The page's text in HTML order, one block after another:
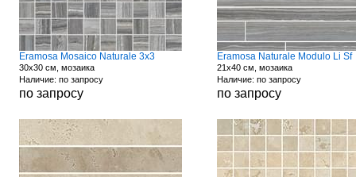
Eramosa Mosaico Naturale 3x3
30x30 см, мозаика
Наличие: по запросу
по запросу
Eramosa Naturale Modulo Li Sf
21x40 см, мозаика
Наличие: по запросу
по запросу